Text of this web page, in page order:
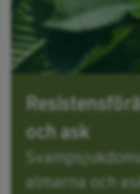
och ask
almarna och